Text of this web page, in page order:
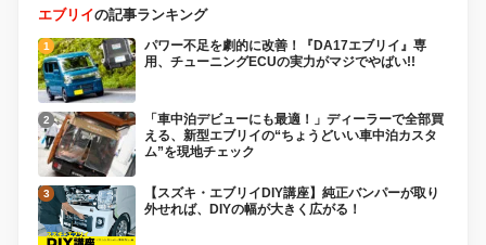
エブリイの記事ランキング
パワー不足を劇的に改善！『DA17エブリイ』専
用、チューニングECUの実力がマジでやばい!!
「車中泊デビューにも最適！」ディーラーで全部買
える、新型エブリイの“ちょうどいい車中泊カスタ
ム”を現地チェック
【スズキ・エブリイDIY講座】純正バンパーが取り
外せれば、DIYの幅が大きく広がる！